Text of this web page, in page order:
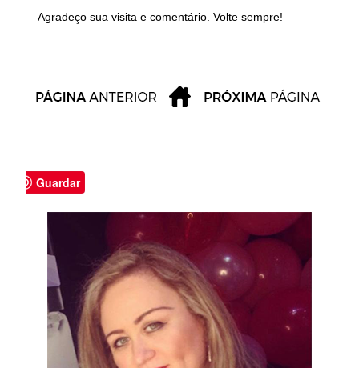
Agradeço sua visita e comentário. Volte sempre!
Guardar